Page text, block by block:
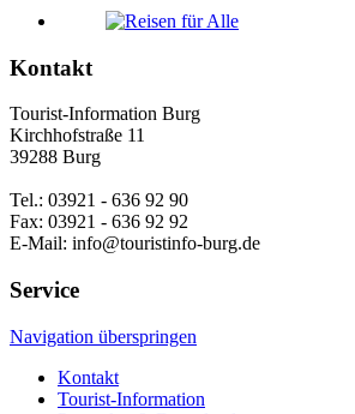
Kontakt
Tourist-Information Burg
Kirchhofstraße 11
39288 Burg
Tel.: 03921 - 636 92 90
Fax: 03921 - 636 92 92
E-Mail: info@touristinfo-burg.de
Service
Navigation überspringen
Kontakt
Tourist-Information